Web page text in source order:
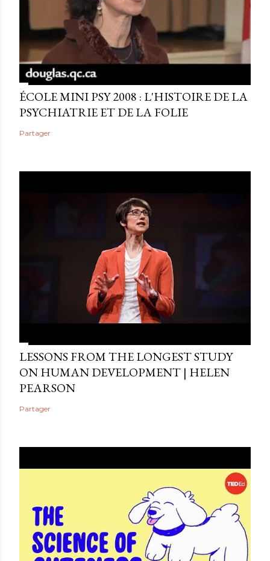
ÉCOLE MINI PSY 2008 : L'HISTOIRE DE LA
PSYCHIATRIE ET DE LA FOLIE
Partager
LESSONS FROM THE LONGEST STUDY
ON HUMAN DEVELOPMENT | HELEN
PEARSON
Partager